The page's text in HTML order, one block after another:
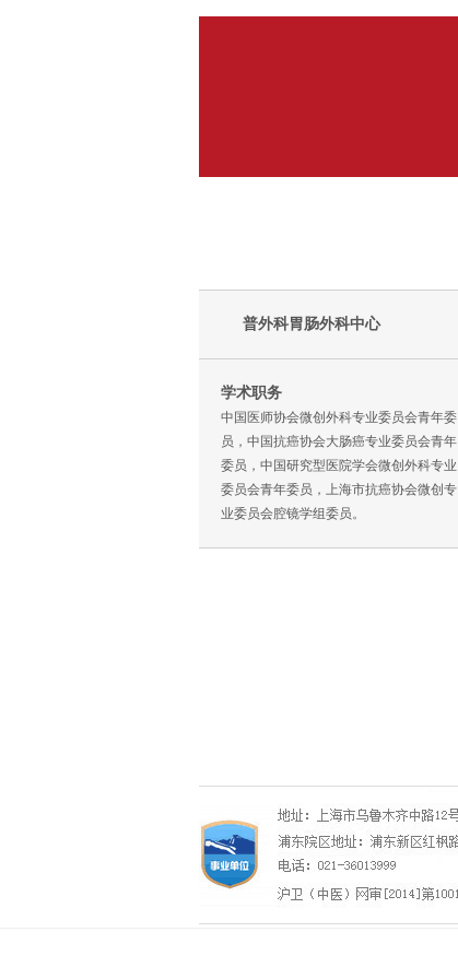
普外科胃肠外科中心
学术职务
中国医师协会微创外科专业委员会青年委
员，中国抗癌协会大肠癌专业委员会青年
委员，中国研究型医院学会微创外科专业
委员会青年委员，上海市抗癌协会微创专
业委员会腔镜学组委员。